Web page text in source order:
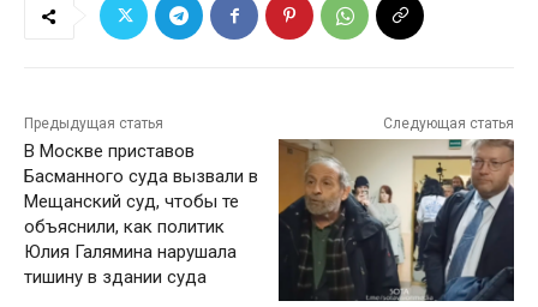
Предыдущая статья
В Москве приставов
Басманного суда вызвали в
Мещанский суд, чтобы те
объяснили, как политик
Юлия Галямина нарушала
тишину в здании суда
Следующая статья